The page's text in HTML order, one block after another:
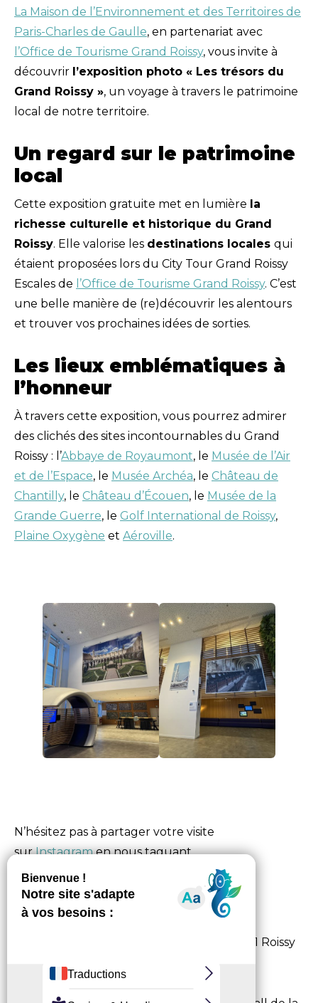
La Maison de l’Environnement et des Territoires de
Paris-Charles de Gaulle, en partenariat avec
l’Office de Tourisme Grand Roissy, vous invite à
découvrir l’exposition photo « Les trésors du
Grand Roissy », un voyage à travers le patrimoine
local de notre territoire.
Un regard sur le patrimoine
local
Cette exposition gratuite met en lumière la
richesse culturelle et historique du Grand
Roissy. Elle valorise les destinations locales qui
étaient proposées lors du City Tour Grand Roissy
Escales de l’Office de Tourisme Grand Roissy. C’est
une belle manière de (re)découvrir les alentours
et trouver vos prochaines idées de sorties.
Les lieux emblématiques à
l’honneur
À travers cette exposition, vous pourrez admirer
des clichés des sites incontournables du Grand
Roissy : l’Abbaye de Royaumont, le Musée de l’Air
et de l’Espace, le Musée Archéa, le Château de
Chantilly, le Château d’Écouen, le Musée de la
Grande Guerre, le Golf International de Roissy,
Plaine Oxygène et Aéroville.
N’hésitez pas à partager votre visite
surInstagramen nous taguant
avec
#visitgrandroissy
Informations pratiques
1, rue de France BP 81007 95 931 Roissy